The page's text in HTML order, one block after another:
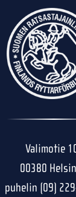
Valimotie
00380
puhelin (09)